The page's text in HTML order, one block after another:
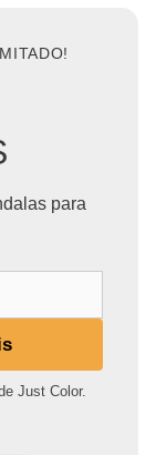
para
Just Color.